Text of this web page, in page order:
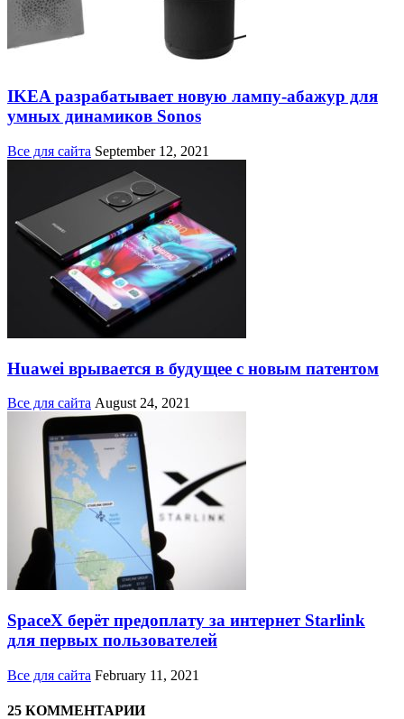
IKEA разрабатывает новую лампу-абажур для
умных динамиков Sonos
Все для сайта September 12, 2021
Huawei врывается в будущее с новым патентом
Все для сайта August 24, 2021
SpaceX берёт предоплату за интернет Starlink
для первых пользователей
Все для сайта February 11, 2021
25 КОММЕНТАРИИ